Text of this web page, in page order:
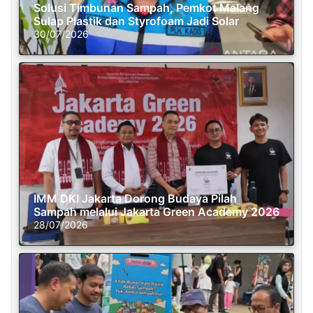
Solusi Timbunan Sampah, Pemkot Malang
Sulap Plastik dan Styrofoam Jadi Solar
30/07/2026
IMM DKI Jakarta Dorong Budaya Pilah
Sampah melalui Jakarta Green Academy 2026
28/07/2026